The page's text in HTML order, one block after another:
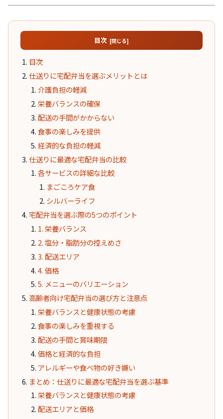
目次
目次
仕送りに宅配弁当を選ぶメリットとは
介護負担の軽減
栄養バランスの確保
配送の手間がかからない
食事の楽しみを提供
経済的な負担の軽減
仕送りに最適な宅配弁当の比較
各サービスの詳細な比較
まごころケア食
シルバーライフ
宅配弁当を選ぶ際の5つのポイント
1. 栄養バランス
2. 塩分・脂肪分の控えめさ
3. 配送エリア
4. 価格
5. メニューのバリエーション
高齢者向け宅配弁当の選び方と注意点
栄養バランスと健康状態の考慮
食事の楽しみを重視する
配送の手間と賞味期限
価格と経済的な負担
アレルギーや食べ物の好き嫌い
まとめ：仕送りに最適な宅配弁当を選ぶ基準
栄養バランスと健康状態の考慮
配送エリアと価格